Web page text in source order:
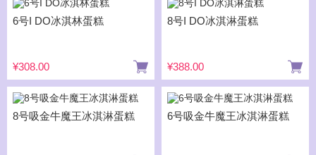
6号I DO冰淇林蛋糕
¥308.00
8号I DO冰淇淋蛋糕
¥388.00
8号吸金牛魔王冰淇淋蛋糕 6号吸金牛魔王冰淇淋蛋糕